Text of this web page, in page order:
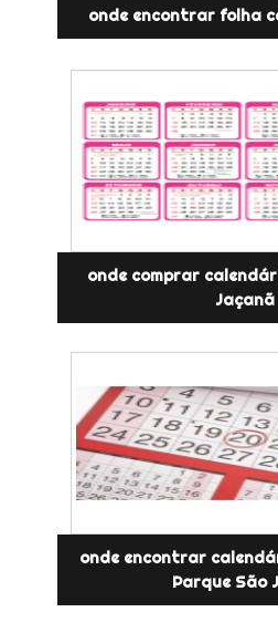
onde encontrar folha
onde comprar
Jaçanã
onde encontrar
Parque São